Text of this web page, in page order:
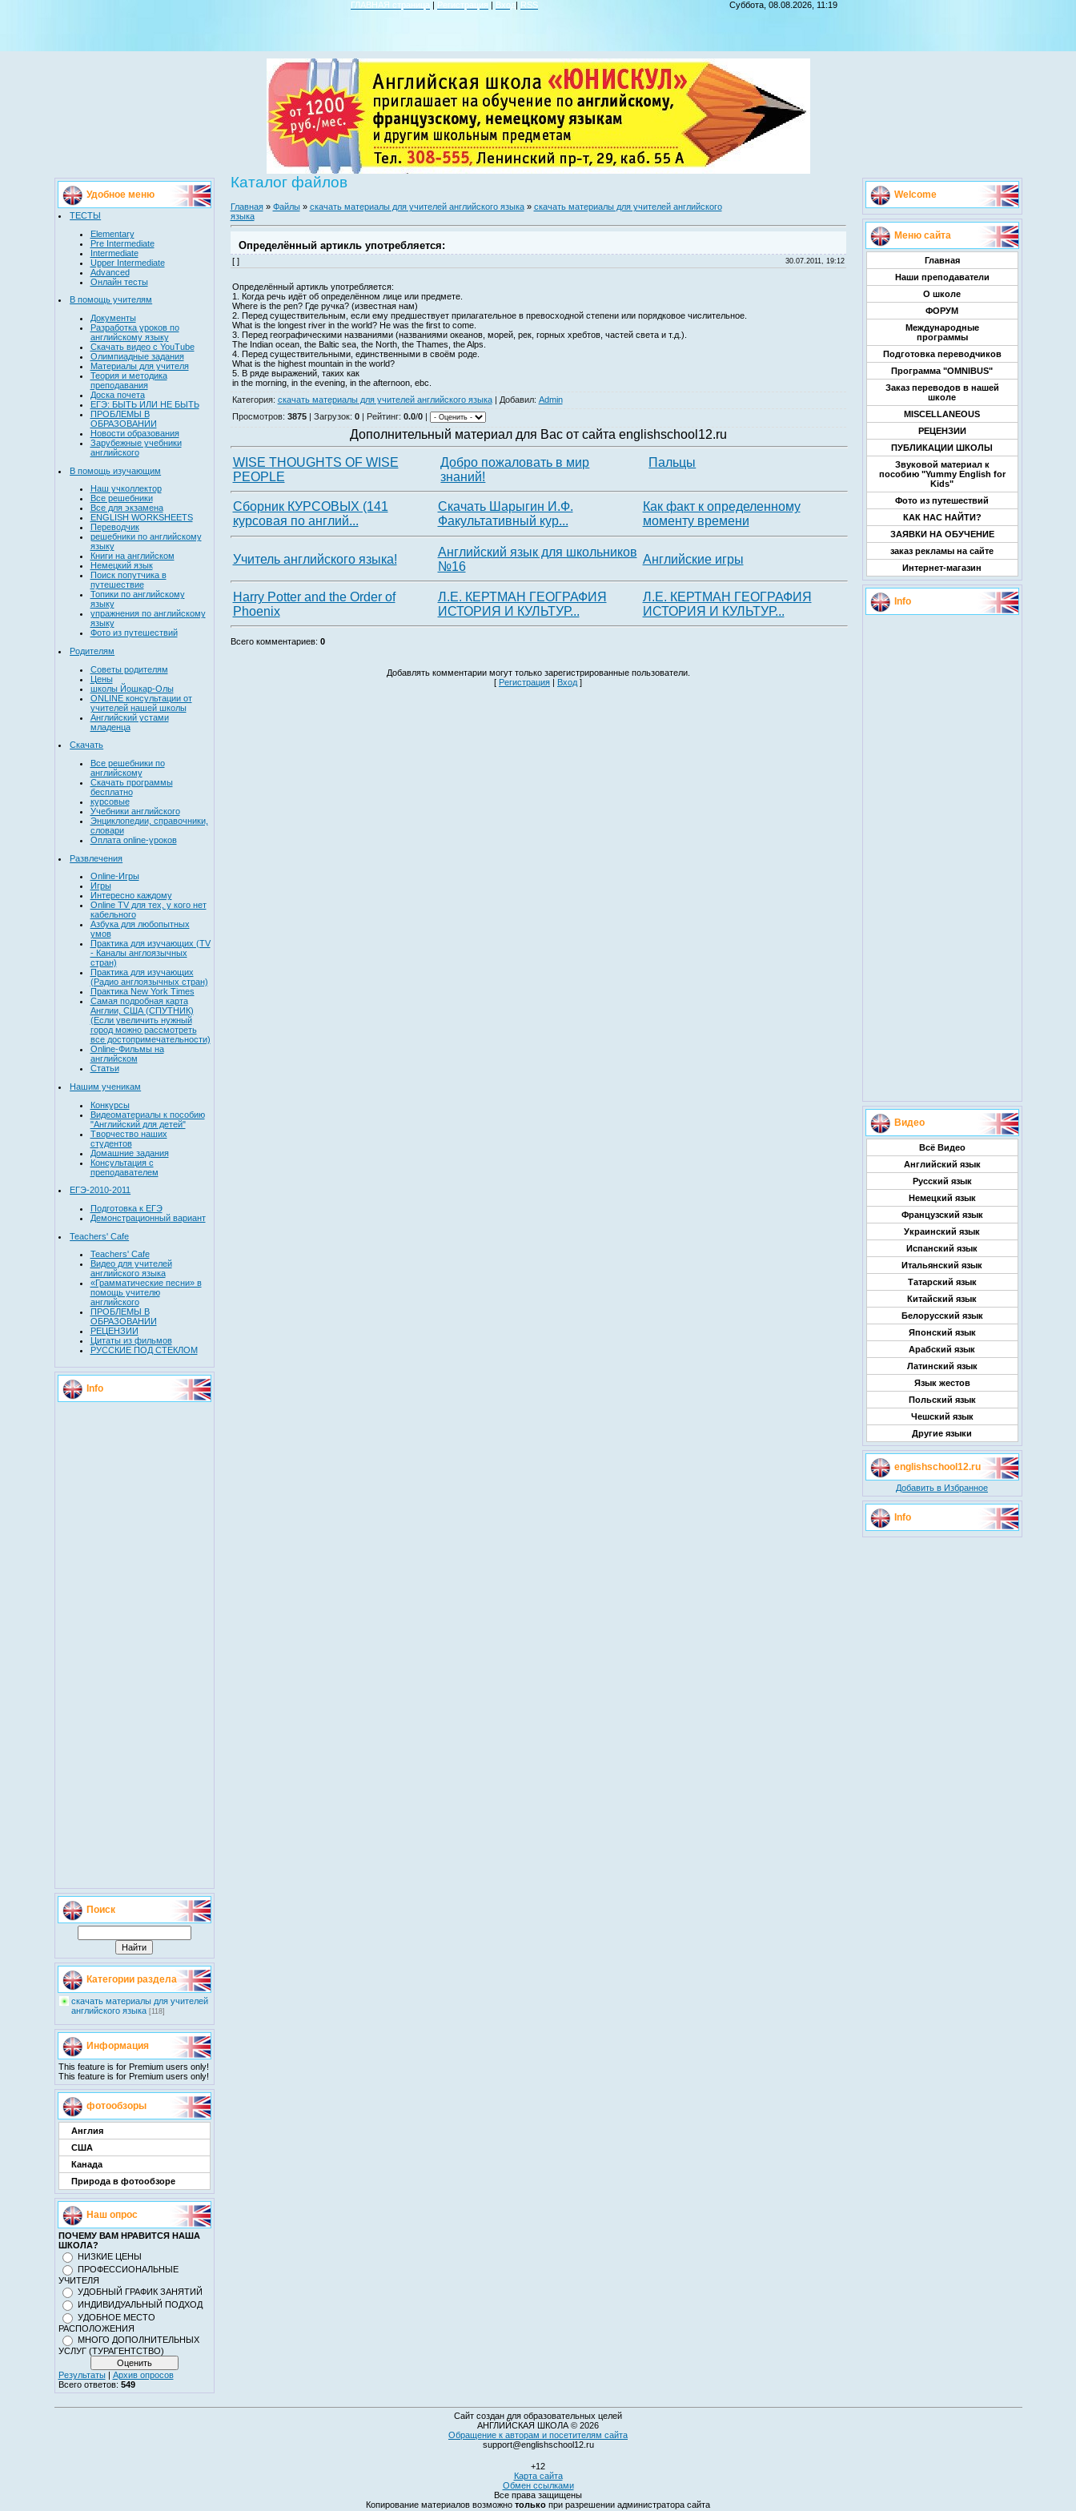
ГЛАВНАЯ страница | Регистрация | Вход| RSS Суббота, 08.08.2026, 11:19
Удобное меню
ТЕСТЫ
Elementary
Pre Intermediate
Intermediate
Upper Intermediate
Advanced
Онлайн тесты
В помощь учителям
Документы
Разработка уроков по
английскому языку
Скачать видео с YouTube
Олимпиадные задания
Материалы для учителя
Теория и методика
преподавания
Доска почета
ЕГЭ: БЫТЬ ИЛИ НЕ БЫТЬ
ПРОБЛЕМЫ В
ОБРАЗОВАНИИ
Новости образования
Зарубежные учебники
английского
В помощь изучающим
Наш учколлектор
Все решебники
Все для экзамена
ENGLISH WORKSHEETS
Переводчик
решебники по английскому
языку
Книги на английском
Немецкий язык
Поиск попутчика в
путешествие
Топики по английскому
языку
упражнения по английскому
языку
Фото из путешествий
Родителям
Советы родителям
Цены
школы Йошкар-Олы
ONLINE консультации от
учителей нашей школы
Английский устами
младенца
Скачать
Все решебники по
английскому
Скачать программы
бесплатно
курсовые
Учебники английского
Энциклопедии, справочники,
словари
Оплата online-уроков
Развлечения
Online-Игры
Игры
Интересно каждому
Online TV для тех, у кого нет
кабельного
Азбука для любопытных
умов
Практика для изучающих (TV
- Каналы англоязычных
стран)
Практика для изучающих
(Радио англоязычных стран)
Практика New York Times
Самая подробная карта
Англии, США (СПУТНИК)
(Если увеличить нужный
город можно рассмотреть
все достопримечательности)
Online-Фильмы на
английском
Статьи
Нашим ученикам
Конкурсы
Видеоматериалы к пособию
"Английский для детей"
Творчество наших
студентов
Домашние задания
Консультация с
преподавателем
ЕГЭ-2010-2011
Подготовка к ЕГЭ
Демонстрационный вариант
Teachers' Cafe
Teachers' Cafe
Видео для учителей
английского языка
«Грамматические песни» в
помощь учителю
английского
ПРОБЛЕМЫ В
ОБРАЗОВАНИИ
РЕЦЕНЗИИ
Цитаты из фильмов
РУССКИЕ ПОД СТЕКЛОМ
Info
Поиск
Категории раздела
скачать материалы для учителей
английского языка [118]
Информация
This feature is for Premium users only!
This feature is for Premium users only!
фотообзоры
Англия
США
Канада
Природа в фотообзоре
Наш опрос
ПОЧЕМУ ВАМ НРАВИТСЯ НАША
ШКОЛА?
НИЗКИЕ ЦЕНЫ
ПРОФЕССИОНАЛЬНЫЕ
УЧИТЕЛЯ
УДОБНЫЙ ГРАФИК ЗАНЯТИЙ
ИНДИВИДУАЛЬНЫЙ ПОДХОД
УДОБНОЕ МЕСТО
РАСПОЛОЖЕНИЯ
МНОГО ДОПОЛНИТЕЛЬНЫХ
УСЛУГ (ТУРАГЕНТСТВО)
Результаты| Архив опросов
Всего ответов: 549
Каталог файлов
Главная» Файлы» скачать материалы для учителей английского языка» скачать материалы для учителей английского
языка
Определённый артикль употребляется:
[ ] 30.07.2011, 19:12
Определённый артикль употребляется:
1. Когда речь идёт об определённом лице или предмете.
Where is the pen? Где ручка? (известная нам)
2. Перед существительным, если ему предшествует прилагательное в превосходной степени или порядковое числительное.
What is the longest river in the world? He was the first to come.
3. Перед географическими названиями (названиями океанов, морей, рек, горных хребтов, частей света и т.д.).
The Indian ocean, the Baltic sea, the North, the Thames, the Alps.
4. Перед существительными, единственными в своём роде.
What is the highest mountain in the world?
5. В ряде выражений, таких как
in the morning, in the evening, in the afternoon, ebc.
Категория: скачать материалы для учителей английского языка| Добавил: Admin
Просмотров: 3875| Загрузок: 0| Рейтинг: 0.0/0|
Дополнительный материал для Вас от сайта englishschool12.ru
WISE THOUGHTS OF WISE
PEOPLE
Добро пожаловать в мир
знаний!
Пальцы
Сборник КУРСОВЫХ (141
курсовая по англий...
Скачать Шарыгин И.Ф.
Факультативный кур...
Как факт к определенному
моменту времени
Учитель английского языка!
Английский язык для школьников
№16
Английские игры
Harry Potter and the Order of
Phoenix
Л.Е. КЕРТМАН ГЕОГРАФИЯ
ИСТОРИЯ И КУЛЬТУР...
Л.Е. КЕРТМАН ГЕОГРАФИЯ
ИСТОРИЯ И КУЛЬТУР...
Всего комментариев: 0
Добавлять комментарии могут только зарегистрированные пользователи.
[ Регистрация Вход]
Welcome
Меню сайта
Главная
Наши преподаватели
О школе
ФОРУМ
Международные
программы
Подготовка переводчиков
Программа "OMNIBUS"
Заказ переводов в нашей
школе
MISCELLANEOUS
РЕЦЕНЗИИ
ПУБЛИКАЦИИ ШКОЛЫ
Звуковой материал к
пособию "Yummy English for
Kids"
Фото из путешествий
КАК НАС НАЙТИ?
ЗАЯВКИ НА ОБУЧЕНИЕ
заказ рекламы на сайте
Интернет-магазин
Info
Видео
Всё Видео
Английский язык
Русский язык
Немецкий язык
Французский язык
Украинский язык
Испанский язык
Итальянский язык
Татарский язык
Китайский язык
Белорусский язык
Японский язык
Арабский язык
Латинский язык
Язык жестов
Польский язык
Чешский язык
Другие языки
englishschool12.ru
Добавить в Избранное
Info
Сайт создан для образовательных целей
АНГЛИЙСКАЯ ШКОЛА © 2026
Обращение к авторам и посетителям сайта
support@englishschool12.ru
+12
Карта сайта
Обмен ссылками
Все права защищены
Копирование материалов возможно только при разрешении администратора сайта